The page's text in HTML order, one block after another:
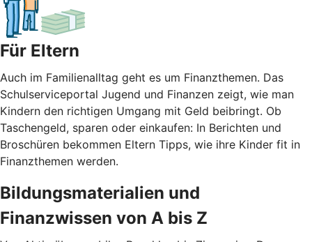
Für Eltern
Auch im Familienalltag geht es um Finanzthemen. Das
Schulserviceportal Jugend und Finanzen zeigt, wie man
Kindern den richtigen Umgang mit Geld beibringt. Ob
Taschengeld, sparen oder einkaufen: In Berichten und
Broschüren bekommen Eltern Tipps, wie ihre Kinder fit in
Finanzthemen werden.
Bildungsmaterialien und
Finanzwissen von A bis Z